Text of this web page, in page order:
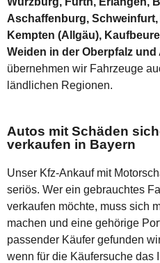
Aschaffenburg,
Kempten (Allgäu),
Weiden in der Oberpfalz und
übernehmen wir Fahrzeuge
ländlichen Regionen.
Autos mit Schäden
verkaufen in Bayern
Unser Kfz-Ankauf mit
seriös. Wer ein gebrauchtes
verkaufen möchte, muss sich
machen und eine gehörige
passender Käufer gefunden
wenn für die Käufersuche das